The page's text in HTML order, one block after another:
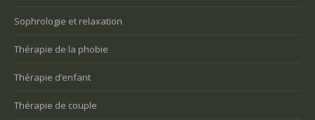
Sophrologie et relaxation
Thérapie de la phobie
Thérapie d’enfant
Thérapie de couple